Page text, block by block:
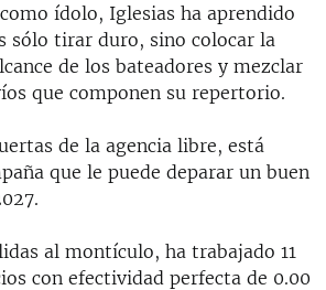
ídolo, Iglesias ha aprendido
sólo tirar duro, sino colocar la
de los bateadores y mezclar
que componen su repertorio.
de la agencia libre, está
que le puede deparar un buen
al montículo, ha trabajado 11
con efectividad perfecta de 0.00